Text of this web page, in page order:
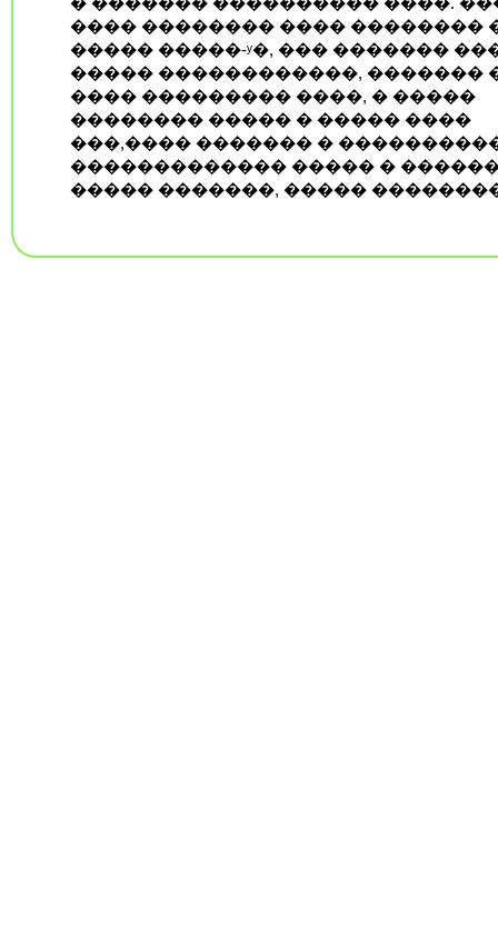
���� �������� ���� ��������
����� �����-ʸ�, ��� �������
����� ������������, �������
���� ��������� ����, � �����
�������� ����� � ����� ����
���,���� ������� �
������������� ����� �
����� �������, �����